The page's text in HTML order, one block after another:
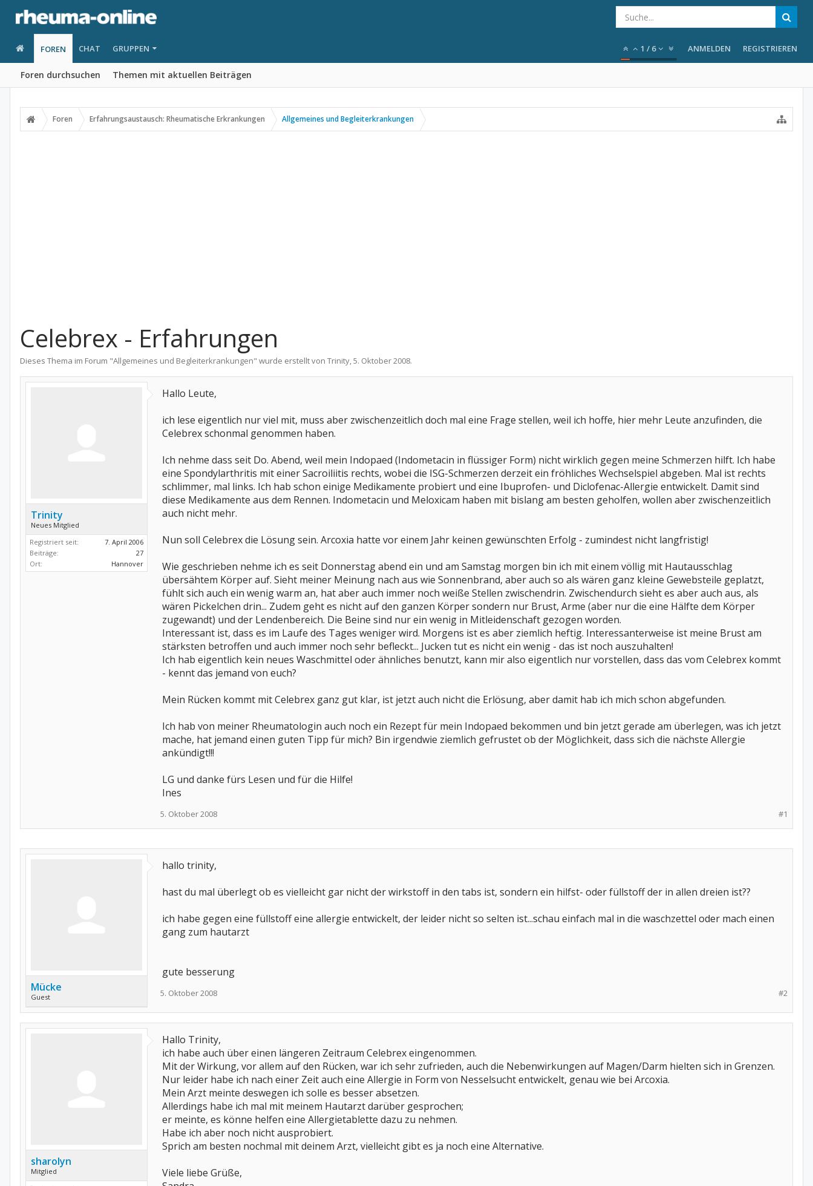
FOREN
Foren durchsuchen Themen mit aktuellen Beiträgen
CHAT GRUPPEN 1 / 6 ANMELDEN REGISTRIEREN
Foren Erfahrungsaustausch: Rheumatische Erkrankungen Allgemeines und Begleiterkrankungen
Celebrex - Erfahrungen
Dieses Thema im Forum "Allgemeines und Begleiterkrankungen" wurde erstellt von Trinity,5. Oktober 2008.
Trinity
Neues Mitglied
Registriert seit:
7. April 2006
Beiträge:
27
Ort:
Hannover
Hallo Leute,
ich lese eigentlich nur viel mit, muss aber zwischenzeitlich doch mal eine Frage stellen, weil ich hoffe, hier mehr Leute anzufinden, die
Celebrex schonmal genommen haben.
Ich nehme dass seit Do. Abend, weil mein Indopaed (Indometacin in flüssiger Form) nicht wirklich gegen meine Schmerzen hilft. Ich habe
eine Spondylarthritis mit einer Sacroiliitis rechts, wobei die ISG-Schmerzen derzeit ein fröhliches Wechselspiel abgeben. Mal ist rechts
schlimmer, mal links. Ich hab schon einige Medikamente probiert und eine Ibuprofen- und Diclofenac-Allergie entwickelt. Damit sind
diese Medikamente aus dem Rennen. Indometacin und Meloxicam haben mit bislang am besten geholfen, wollen aber zwischenzeitlich
auch nicht mehr.
Nun soll Celebrex die Lösung sein. Arcoxia hatte vor einem Jahr keinen gewünschten Erfolg - zumindest nicht langfristig!
Wie geschrieben nehme ich es seit Donnerstag abend ein und am Samstag morgen bin ich mit einem völlig mit Hautausschlag
übersähtem Körper auf. Sieht meiner Meinung nach aus wie Sonnenbrand, aber auch so als wären ganz kleine Gewebsteile geplatzt,
fühlt sich auch ein wenig warm an, hat aber auch immer noch weiße Stellen zwischendrin. Zwischendurch sieht es aber auch aus, als
wären Pickelchen drin... Zudem geht es nicht auf den ganzen Körper sondern nur Brust, Arme (aber nur die eine Hälfte dem Körper
zugewandt) und der Lendenbereich. Die Beine sind nur ein wenig in Mitleidenschaft gezogen worden.
Interessant ist, dass es im Laufe des Tages weniger wird. Morgens ist es aber ziemlich heftig. Interessanterweise ist meine Brust am
stärksten betroffen und auch immer noch sehr befleckt... Jucken tut es nicht ein wenig - das ist noch auszuhalten!
Ich hab eigentlich kein neues Waschmittel oder ähnliches benutzt, kann mir also eigentlich nur vorstellen, dass das vom Celebrex kommt
- kennt das jemand von euch?
Mein Rücken kommt mit Celebrex ganz gut klar, ist jetzt auch nicht die Erlösung, aber damit hab ich mich schon abgefunden.
Ich hab von meiner Rheumatologin auch noch ein Rezept für mein Indopaed bekommen und bin jetzt gerade am überlegen, was ich jetzt
mache, hat jemand einen guten Tipp für mich? Bin irgendwie ziemlich gefrustet ob der Möglichkeit, dass sich die nächste Allergie
ankündigt!!!
LG und danke fürs Lesen und für die Hilfe!
Ines
#1
5. Oktober 2008
Mücke
Guest
hallo trinity,
hast du mal überlegt ob es vielleicht gar nicht der wirkstoff in den tabs ist, sondern ein hilfst- oder füllstoff der in allen dreien ist??
ich habe gegen eine füllstoff eine allergie entwickelt, der leider nicht so selten ist...schau einfach mal in die waschzettel oder mach einen
gang zum hautarzt
gute besserung
#2
5. Oktober 2008
sharolyn
Mitglied
Hallo Trinity,
ich habe auch über einen längeren Zeitraum Celebrex eingenommen.
Mit der Wirkung, vor allem auf den Rücken, war ich sehr zufrieden, auch die Nebenwirkungen auf Magen/Darm hielten sich in Grenzen.
Nur leider habe ich nach einer Zeit auch eine Allergie in Form von Nesselsucht entwickelt, genau wie bei Arcoxia.
Mein Arzt meinte deswegen ich solle es besser absetzen.
Allerdings habe ich mal mit meinem Hautarzt darüber gesprochen;
er meinte, es könne helfen eine Allergietablette dazu zu nehmen.
Habe ich aber noch nicht ausprobiert.
Sprich am besten nochmal mit deinem Arzt, vielleicht gibt es ja noch eine Alternative.
Viele liebe Grüße,